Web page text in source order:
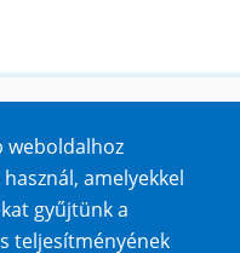
weboldalhoz
amelyekkel
gyűjtünk a
teljesítményének